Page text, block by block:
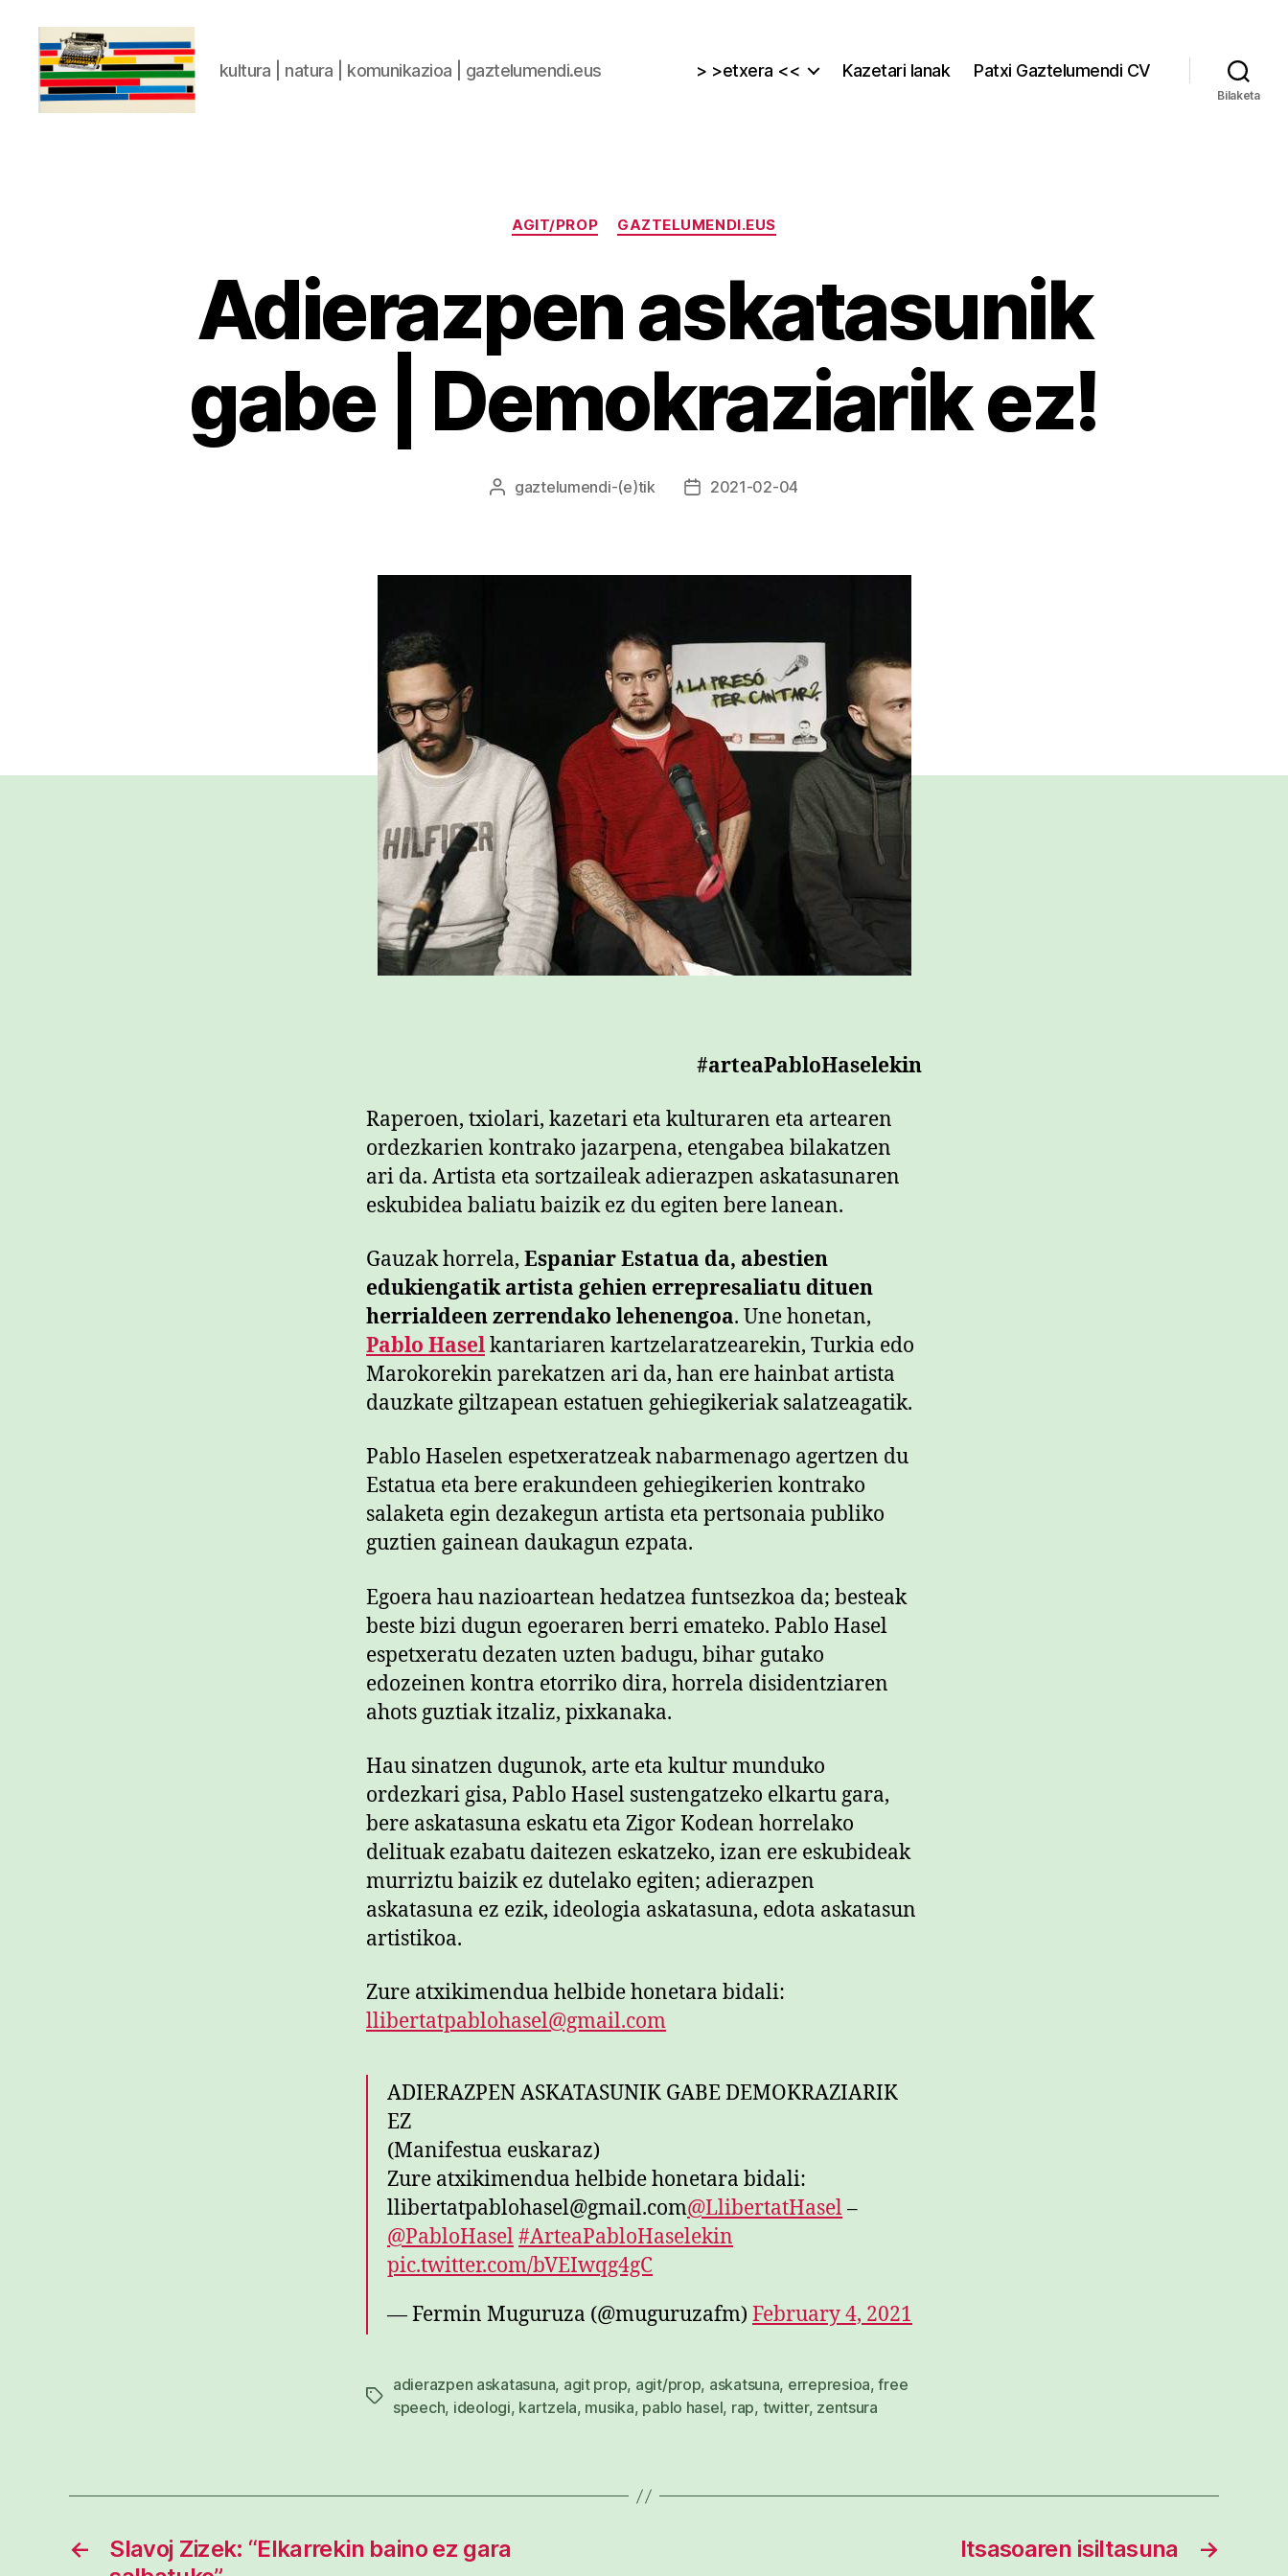
kultura | natura | komunikazioa | gaztelumendi.eus > >etxera << Kazetari lanak Patxi Gaztelumendi CV
Bilaketa
Kategoriak
AGIT/PROP GAZTELUMENDI.EUS
Adierazpen askatasunik
gabe | Demokraziarik ez!
Argitalpenaren
gaztelumendi-(e)tik
Argitalpenaren
2021-02-04
#arteaPabloHaselekin
Raperoen, txiolari, kazetari eta kulturaren eta artearen
ordezkarien kontrako jazarpena, etengabea bilakatzen
ari da. Artista eta sortzaileak adierazpen askatasunaren
eskubidea baliatu baizik ez du egiten bere lanean.
Gauzak horrela, Espaniar Estatua da, abestien
edukiengatik artista gehien errepresaliatu dituen
herrialdeen zerrendako lehenengoa. Une honetan,
Pablo Haselkantariaren kartzelaratzearekin, Turkia edo
Marokorekin parekatzen ari da, han ere hainbat artista
dauzkate giltzapean estatuen gehiegikeriak salatzeagatik.
Pablo Haselen espetxeratzeak nabarmenago agertzen du
Estatua eta bere erakundeen gehiegikerien kontrako
salaketa egin dezakegun artista eta pertsonaia publiko
guztien gainean daukagun ezpata.
Egoera hau nazioartean hedatzea funtsezkoa da; besteak
beste bizi dugun egoeraren berri emateko. Pablo Hasel
espetxeratu dezaten uzten badugu, bihar gutako
edozeinen kontra etorriko dira, horrela disidentziaren
ahots guztiak itzaliz, pixkanaka.
Hau sinatzen dugunok, arte eta kultur munduko
ordezkari gisa, Pablo Hasel sustengatzeko elkartu gara,
bere askatasuna eskatu eta Zigor Kodean horrelako
delituak ezabatu daitezen eskatzeko, izan ere eskubideak
murriztu baizik ez dutelako egiten; adierazpen
askatasuna ez ezik, ideologia askatasuna, edota askatasun
artistikoa.
Zure atxikimendua helbide honetara bidali:
llibertatpablohasel@gmail.com
ADIERAZPEN ASKATASUNIK GABE DEMOKRAZIARIK
EZ
(Manifestua euskaraz)
Zure atxikimendua helbide honetara bidali:
llibertatpablohasel@gmail.com@LlibertatHasel–
@PabloHasel#ArteaPabloHaselekin
pic.twitter.com/bVEIwqg4gC
— Fermin Muguruza (@muguruzafm) February 4, 2021
Etiketak
adierazpen askatasuna, agit prop, agit/prop, askatsuna, errepresioa,free
speech, ideologi, kartzela, musika, pablo hasel, rap, twitter, zentsura
←
Slavoj Zizek: “Elkarrekin baino ez gara
→
Itsasoaren isiltasuna